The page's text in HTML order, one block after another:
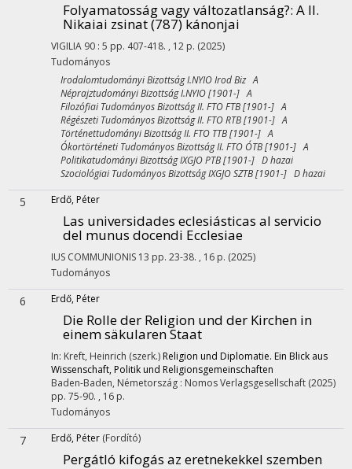
Folyamatosság vagy változatlanság?: A II.
Nikaiai zsinat (787) kánonjai
VIGILIA 90 : 5 pp. 407-418. , 12 p. (2025)
Tudományos
Irodalomtudományi Bizottság I.NYIO Irod Biz A
Néprajztudományi Bizottság I.NYIO [1901-] A
Filozófiai Tudományos Bizottság II. FTO FTB [1901-] A
Régészeti Tudományos Bizottság II. FTO RTB [1901-] A
Történettudományi Bizottság II. FTO TTB [1901-] A
Ókortörténeti Tudományos Bizottság II. FTO ÓTB [1901-] A
Politikatudományi Bizottság IXGJO PTB [1901-] D hazai
Szociológiai Tudományos Bizottság IXGJO SZTB [1901-] D hazai
5 Erdő, Péter
Las universidades eclesiásticas al servicio
del munus docendi Ecclesiae
IUS COMMUNIONIS 13 pp. 23-38. , 16 p. (2025)
Tudományos
6 Erdő, Péter
Die Rolle der Religion und der Kirchen in
einem säkularen Staat
In: Kreft, Heinrich (szerk.) Religion und Diplomatie. Ein Blick aus
Wissenschaft, Politik und Religionsgemeinschaften
Baden-Baden, Németország : Nomos Verlagsgesellschaft (2025)
pp. 75-90. , 16 p.
Tudományos
7 Erdő, Péter (Fordító)
Pergátló kifogás az eretnekekkel szemben